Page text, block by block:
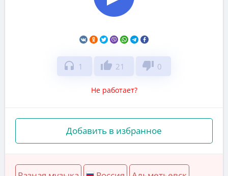
headphones 1 thumb_up 21 thumb_down 0
Не работает?
Добавить в избранное